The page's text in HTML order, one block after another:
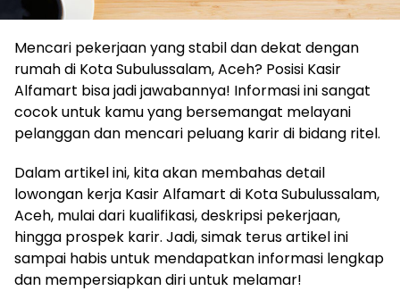
Mencari pekerjaan yang stabil dan dekat dengan
rumah di Kota Subulussalam, Aceh? Posisi Kasir
Alfamart bisa jadi jawabannya! Informasi ini sangat
cocok untuk kamu yang bersemangat melayani
pelanggan dan mencari peluang karir di bidang ritel.
Dalam artikel ini, kita akan membahas detail
lowongan kerja Kasir Alfamart di Kota Subulussalam,
Aceh, mulai dari kualifikasi, deskripsi pekerjaan,
hingga prospek karir. Jadi, simak terus artikel ini
sampai habis untuk mendapatkan informasi lengkap
dan mempersiapkan diri untuk melamar!